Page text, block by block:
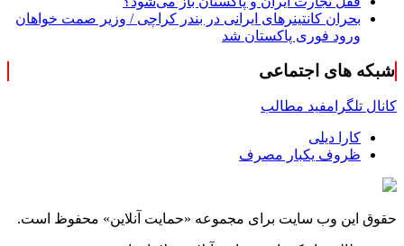
بحران کانتینر‌های ایرانی در بندر کراچی / وزیر صمت خواهان
ورود فوری پاکستان شد
شبکه های اجتماعی
کانال تلگرامفید مطالب
کارا دیلی
ظروف یکبار مصرف
حقوق این وب سایت برای مجموعه «حمایت‌ آنلاین» محفوظ است.